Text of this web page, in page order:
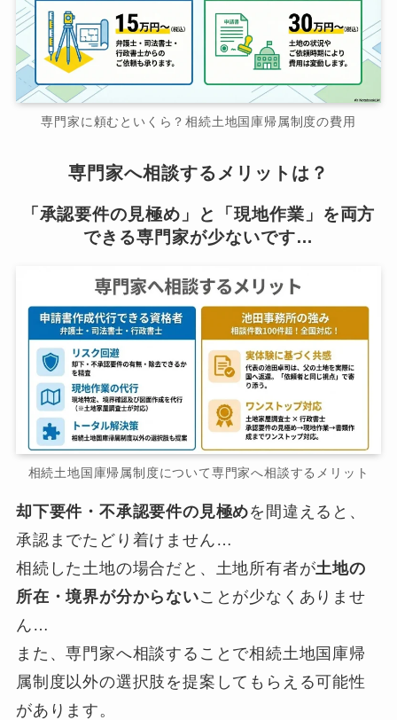
専門家に頼むといくら？相続土地国庫帰属制度の費用
専門家へ相談するメリットは？
「承認要件の見極め」と「現地作業」を両方
できる専門家が少ないです…
相続土地国庫帰属制度について専門家へ相談するメリット
却下要件・不承認要件の見極めを間違えると、
承認までたどり着けません…
相続した土地の場合だと、土地所有者が土地の
所在・境界が分からないことが少なくありませ
ん…
また、専門家へ相談することで相続土地国庫帰
属制度以外の選択肢を提案してもらえる可能性
があります。